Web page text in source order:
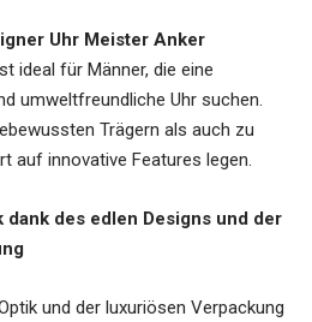
Uhr Meister Anker
ideal für Männer, die eine
umweltfreundliche Uhr suchen.
Trägern als auch zu
auf innovative Features legen.
dank des edlen Designs und der
und der luxuriösen Verpackung